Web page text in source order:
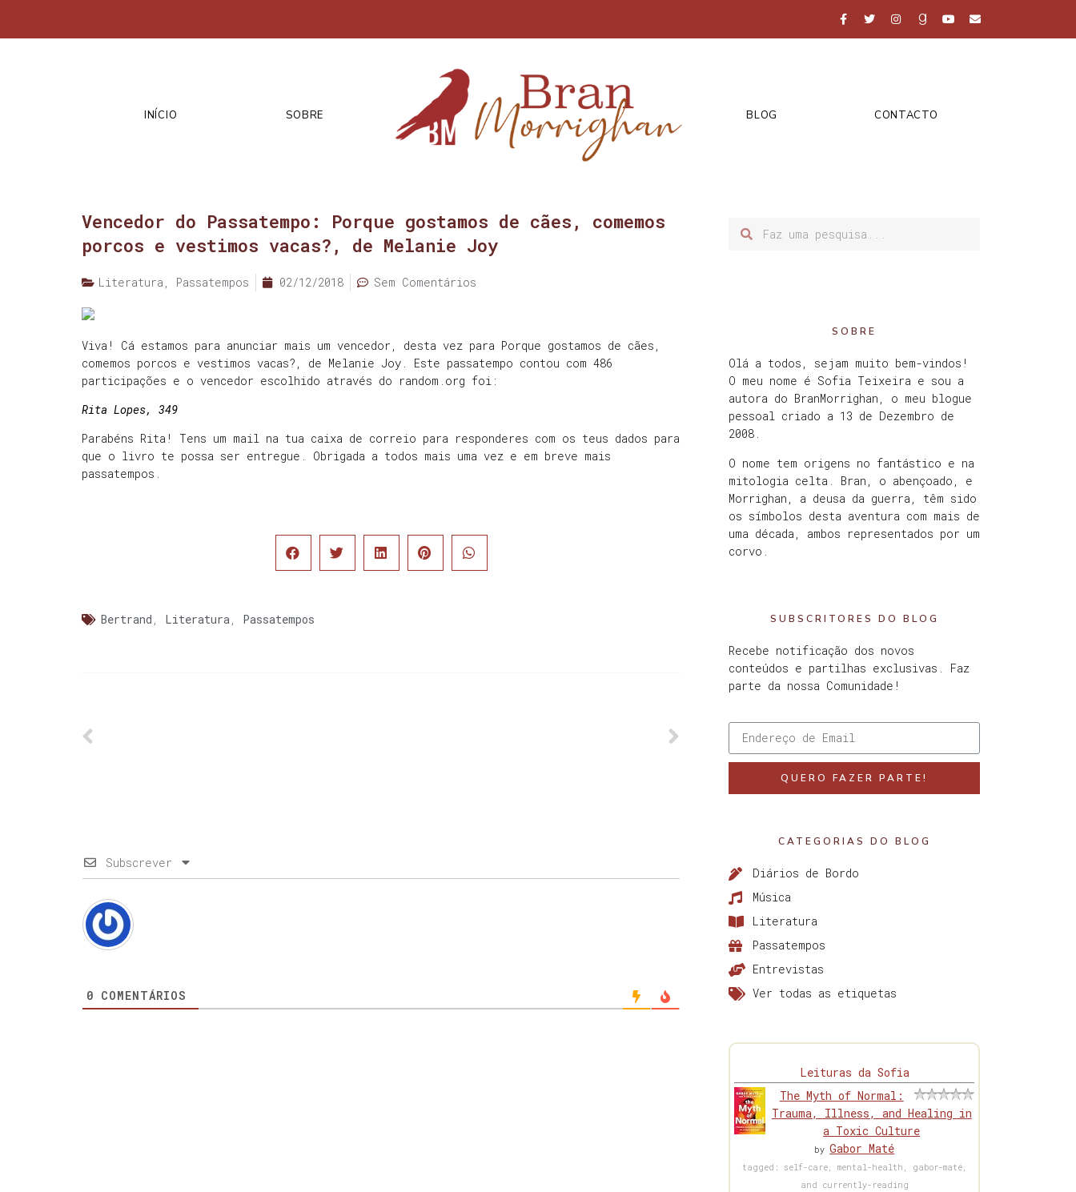
INÍCIO SOBRE BLOG CONTACTO
Vencedor do Passatempo: Porque gostamos de cães, comemos
porcos e vestimos vacas?, de Melanie Joy
Literatura , Passatempos 02/12/2018 Sem Comentários
Viva! Cá estamos para anunciar mais um vencedor, desta vez para Porque gostamos de cães,
comemos porcos e vestimos vacas?, de Melanie Joy. Este passatempo contou com 486
participações e o vencedor escolhido através do random.org foi:
Rita Lopes, 349
Parabéns Rita! Tens um mail na tua caixa de correio para responderes com os teus dados para
que o livro te possa ser entregue. Obrigada a todos mais uma vez e em breve mais
passatempos.
Bertrand Literatura Passatempos
Subscrever
0 COMENTÁRIOS
SOBRE
Olá a todos, sejam muito bem-vindos!
O meu nome é Sofia Teixeira e sou a
autora do BranMorrighan, o meu blogue
pessoal criado a 13 de Dezembro de
2008.
O nome tem origens no fantástico e na
mitologia celta. Bran, o abençoado, e
Morrighan, a deusa da guerra, têm sido
os símbolos desta aventura com mais de
uma década, ambos representados por um
corvo.
SUBSCRITORES DO BLOG
Recebe notificação dos novos
conteúdos e partilhas exclusivas. Faz
parte da nossa Comunidade!
QUERO FAZER PARTE!
CATEGORIAS DO BLOG
Diários de Bordo
Música
Literatura
Passatempos
Entrevistas
Ver todas as etiquetas
Leituras da Sofia
The Myth of Normal:
Trauma, Illness, and Healing in
a Toxic Culture
byGabor Maté
tagged: self-care, mental-health, gabor-maté,
and currently-reading